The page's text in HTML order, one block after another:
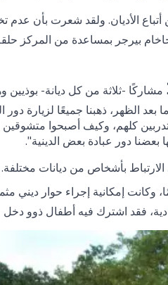
أتباع الأديان. ولقد شعرت بأن
بيرجر بمساعدة من المركز
مشاركًا -ثلاثة من كل ديانة-
الظهر، ذهبنا جميعًا لزيارة دور
كلهم، وكيف أصبحوا
دور عبادة بعض الدينية".
بأشخاص من ديانات
وكانت إمكانية إجراء حوار ديني
فقد اشترك فيه أطفال ذوو